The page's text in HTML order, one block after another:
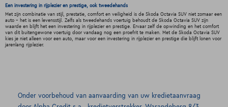
Een investering in rijplezier en prestige, ook tweedehands
Met zijn combinatie van stijl, prestatie, comfort en veiligheid is de Skoda Octavia SUV niet zomaar een
auto - het is een levensstijl. Zelfs als tweedehands voertuig behoudt de Skoda Octavia SUV zijn
waarde en blijft het een investering in rijplezier en prestige. Ervaar zelf de opwinding en het comfort
van dit buitengewone voertuig door vandaag nog een proefrit te maken. Met de Skoda Octavia SUV
kies je niet alleen voor een auto, maar voor een investering in rijplezier en prestige die blijft lonen voor
jarenlang rijplezier.
Onder voorbehoud van aanvaarding van uw kredietaanvraag